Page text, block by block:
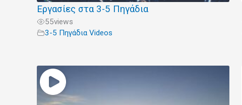
Εργασίες στα 3-5 Πηγάδια
55views
3-5 Πηγάδια Videos